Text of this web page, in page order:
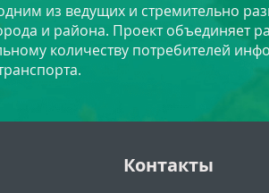
из ведущих и стремительно
и района. Проект объединяет
количеству потребителей
Контакты